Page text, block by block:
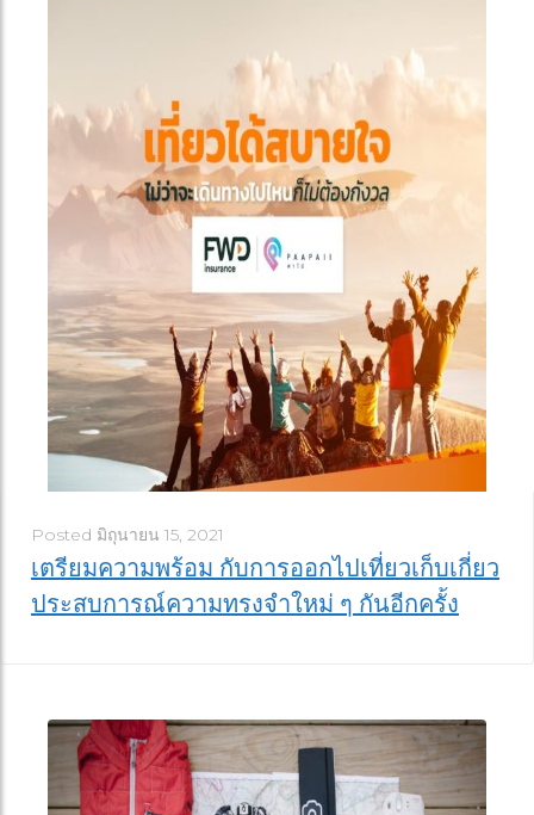
Posted มิถุนายน 15, 2021
เตรียมความพร้อม กับการออกไปเที่ยวเก็บเกี่ยว
ประสบการณ์ความทรงจำใหม่ ๆ กันอีกครั้ง